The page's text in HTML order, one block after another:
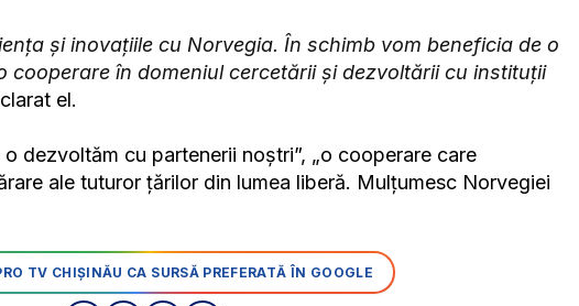
şi inovaţiile cu Norvegia. În schimb vom beneficia de o
cooperare în domeniul cercetării şi dezvoltării cu instituţii
el.
dezvoltăm cu partenerii noştri”, „o cooperare care
ale tuturor ţărilor din lumea liberă. Mulţumesc Norvegiei
TV CHIȘINĂU CA SURSĂ PREFERATĂ ÎN GOOGLE